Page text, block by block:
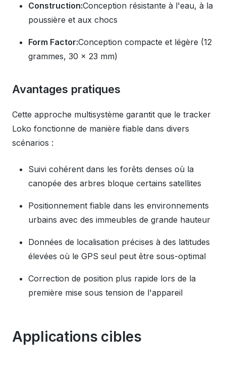
Construction:Conception résistante à l'eau, à la
poussière et aux chocs
Form Factor:Conception compacte et légère (12
grammes, 30 x 23 mm)
Avantages pratiques
Cette approche multisystème garantit que le tracker
Loko fonctionne de manière fiable dans divers
scénarios :
Suivi cohérent dans les forêts denses où la
canopée des arbres bloque certains satellites
Positionnement fiable dans les environnements
urbains avec des immeubles de grande hauteur
Données de localisation précises à des latitudes
élevées où le GPS seul peut être sous-optimal
Correction de position plus rapide lors de la
première mise sous tension de l'appareil
Applications cibles